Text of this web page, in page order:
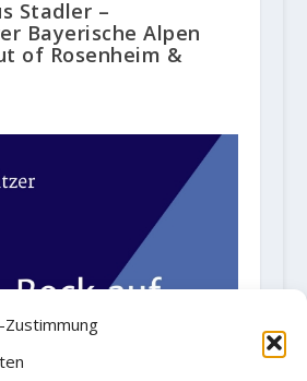
Zustimmung
Stadler –
Bayerische Alpen
of Rosenheim &